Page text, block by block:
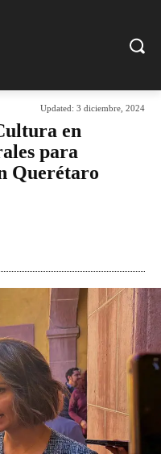
Updated: 3 diciembre, 2024
en
para
Querétaro